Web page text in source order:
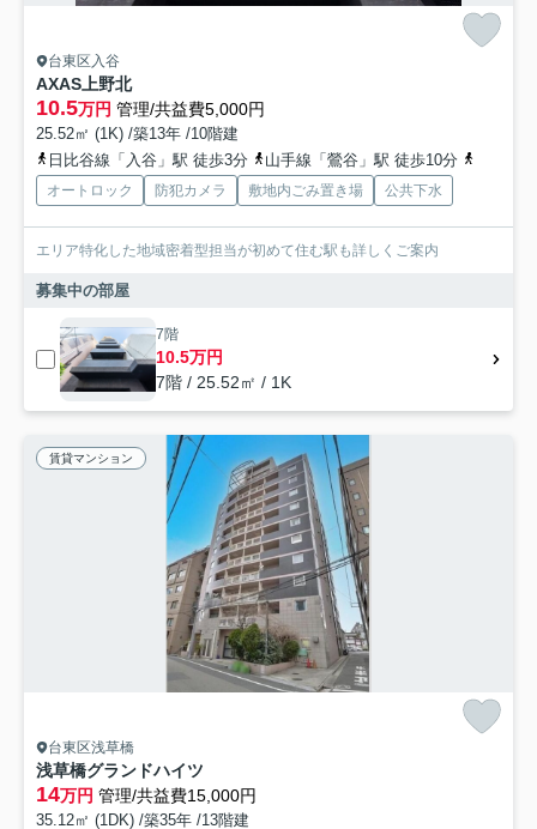
台東区入谷
AXAS上野北
10.5万円 管理/共益費5,000円
25.52㎡ (1K) /築13年 /10階建
日比谷線「入谷」駅 徒歩3分
山手線「鶯谷」駅 徒歩10分
オートロック 防犯カメラ 敷地内ごみ置き場 公共下水
エリア特化した地域密着型担当が初めて住む駅も詳しくご案内
募集中の部屋
7階
10.5万円
7階 / 25.52㎡ / 1K
賃貸マンション
台東区浅草橋
浅草橋グランドハイツ
14万円 管理/共益費15,000円
35.12㎡ (1DK) /築35年 /13階建